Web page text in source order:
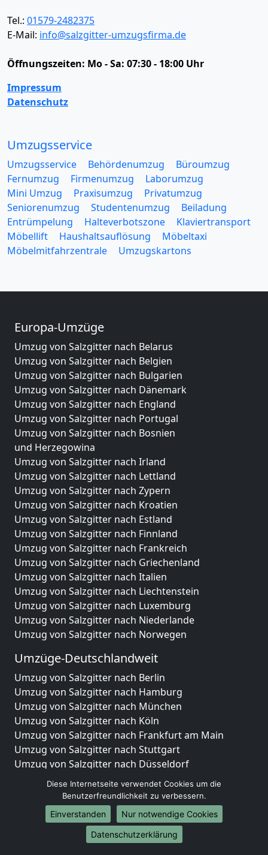
Tel.: 01579-2482375
E-Mail: info@salzgitter-umzugsfirma.de
Öffnungszeiten: Mo - Sa: 07:30 - 18:00 Uhr
Impressum
Datenschutz
Umzugsservice
Umzugsservice Behördenumzug
Büroumzug
Fernumzug
Firmenumzug
Laborumzug
Mini Umzug
Praxisumzug
Privatumzug
Seniorenumzug
Studentenumzug
Beiladung
Entrümpelung
Halteverbotszone
Klaviertransport
Möbellift
Haushaltsauflösung
Möbeltaxi
Möbelmitfahrzentrale
Umzugskartons
Europa-Umzüge
Umzug von Salzgitter nach Belarus
Umzug von Salzgitter nach Belgien
Umzug von Salzgitter nach Bulgarien
Umzug von Salzgitter nach Dänemark
Umzug von Salzgitter nach England
Umzug von Salzgitter nach Portugal
Umzug von Salzgitter nach Bosnien
und Herzegowina
Umzug von Salzgitter nach Irland
Umzug von Salzgitter nach Lettland
Umzug von Salzgitter nach Zypern
Umzug von Salzgitter nach Kroatien
Umzug von Salzgitter nach Estland
Umzug von Salzgitter nach Finnland
Umzug von Salzgitter nach Frankreich
Umzug von Salzgitter nach Griechenland
Umzug von Salzgitter nach Italien
Umzug von Salzgitter nach Liechtenstein
Umzug von Salzgitter nach Luxemburg
Umzug von Salzgitter nach Niederlande
Umzug von Salzgitter nach Norwegen
Umzüge-Deutschlandweit
Umzug von Salzgitter nach Berlin
Umzug von Salzgitter nach Hamburg
Umzug von Salzgitter nach München
Umzug von Salzgitter nach Köln
Umzug von Salzgitter nach Frankfurt am Main
Umzug von Salzgitter nach Stuttgart
Umzug von Salzgitter nach Düsseldorf
Umzug von Salzgitter nach Leipzig
Umzug von Salzgitter nach Dortmund
Umzug von Salzgitter nach Essen
Umzug von Salzgitter nach Bremen
Umzug von Salzgitter nach Dresden
Diese Internetseite verwendet Cookies um die
Benutzerfreundlichkeit zu verbessern.
Einverstanden
Nur notwendige Cookies
Datenschutzerklärung